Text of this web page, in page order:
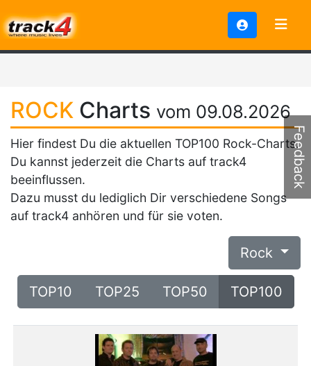
ROCK Charts vom 09.08.2026
Hier findest Du die aktuellen TOP100 Rock-Charts.
Du kannst jederzeit die Charts auf track4
beeinflussen.
Dazu musst du lediglich Dir verschiedene Songs
auf track4 anhören und für sie voten.
Rock
TOP10 TOP25 TOP50 TOP100
Feedback